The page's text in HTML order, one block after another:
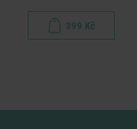
399 Kč